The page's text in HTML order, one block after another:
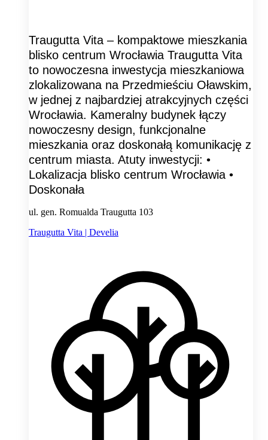
Traugutta Vita – kompaktowe mieszkania
blisko centrum Wrocławia Traugutta Vita
to nowoczesna inwestycja mieszkaniowa
zlokalizowana na Przedmieściu Oławskim,
w jednej z najbardziej atrakcyjnych części
Wrocławia. Kameralny budynek łączy
nowoczesny design, funkcjonalne
mieszkania oraz doskonałą komunikację z
centrum miasta. Atuty inwestycji: •
Lokalizacja blisko centrum Wrocławia •
Doskonała
ul. gen. Romualda Traugutta 103
Traugutta Vita | Develia